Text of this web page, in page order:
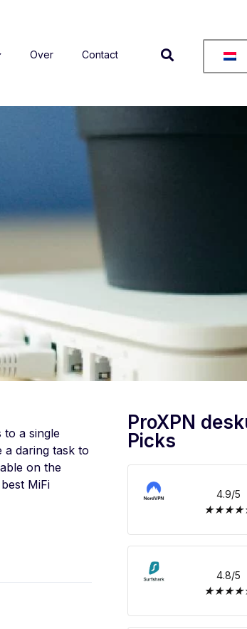
Over Contact
a single
a daring task to
on the
MiFi
ProXPN
Picks
4.9/5
★★★★
4.8/5
★★★★